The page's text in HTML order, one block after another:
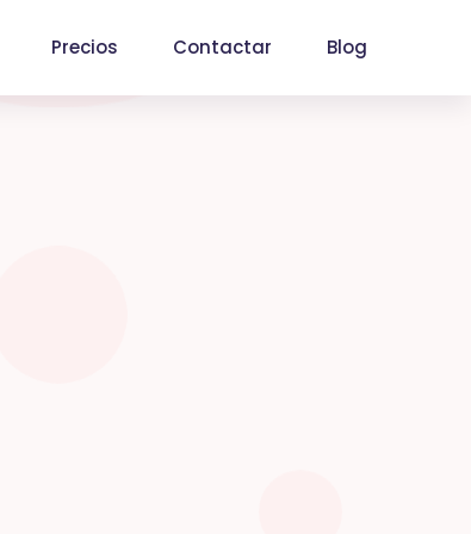
Precios Contactar Blog